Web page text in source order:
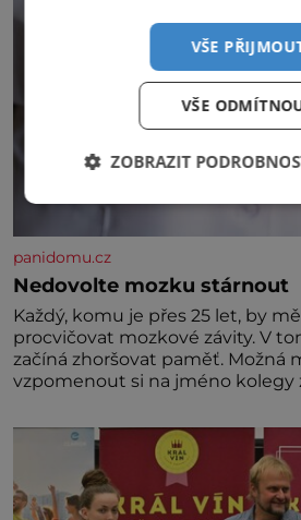
panidomu.cz
Nedovolte mozku stárnout
Každý, komu je přes 25 let, by
procvičovat mozkové závity. V
začíná zhoršovat paměť. Možná
vzpomenout si na jméno kolegy
nedávno přečetli. Je to opravdu
kdyby se paměť rozhodla
VŠE
VŠE
ZOBRAZIT